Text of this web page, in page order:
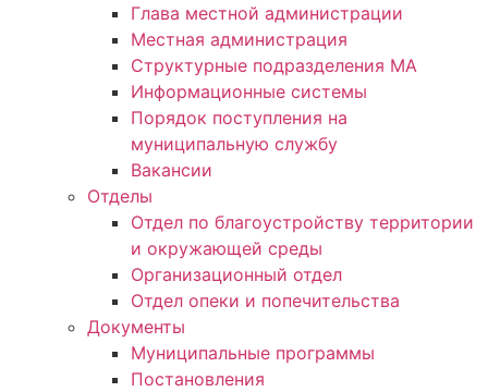
Глава местной администрации
Местная администрация
Структурные подразделения МА
Информационные системы
Порядок поступления на
муниципальную службу
Вакансии
Отделы
Отдел по благоустройству территории
и окружающей среды
Организационный отдел
Отдел опеки и попечительства
Документы
Муниципальные программы
Постановления